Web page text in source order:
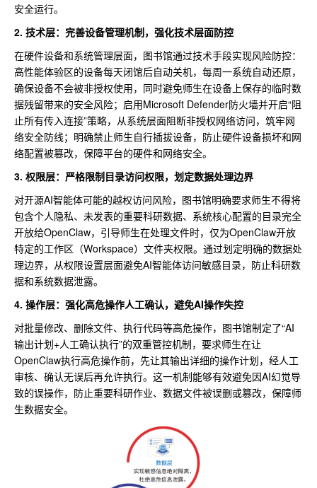
安全运行。
2. 技术层：完善设备管理机制，强化技术层面防控
在硬件设备和系统管理层面，图书馆通过技术手段实现风险防控：
高性能体验区的设备每天闭馆后自动关机，每周一系统自动还原，
确保设备不会被非授权使用，同时避免师生在设备上保存的临时数
据残留带来的安全风险；启用Microsoft Defender防火墙并开启“阻
止所有传入连接”策略，从系统层面阻断非授权网络访问，筑牢网
络安全防线；明确禁止师生自行插拔设备，防止硬件设备损坏和网
络配置被篡改，保障平台的硬件和网络安全。
3. 权限层：严格限制目录访问权限，划定数据处理边界
对开源AI智能体可能的越权访问风险，图书馆明确要求师生不得将
包含个人隐私、未发表的重要科研数据、系统核心配置的目录完全
开放给OpenClaw，引导师生在处理文件时，仅为OpenClaw开放
特定的工作区（Workspace）文件夹权限。通过划定明确的数据处
理边界，从权限设置层面避免AI智能体访问敏感目录，防止科研数
据和系统数据泄露。
4. 操作层：强化高危操作人工确认，避免AI操作失控
对批量修改、删除文件、执行代码等高危操作，图书馆制定了“AI
输出计划+人工确认执行”的双重管控机制，要求师生在让
OpenClaw执行高危操作前，先让其输出详细的操作计划，经人工
审核、确认无误后再允许执行。这一机制能够有效避免因AI幻觉导
致的误操作，防止重要科研作业、数据文件被误删或篡改，保障师
生数据安全。